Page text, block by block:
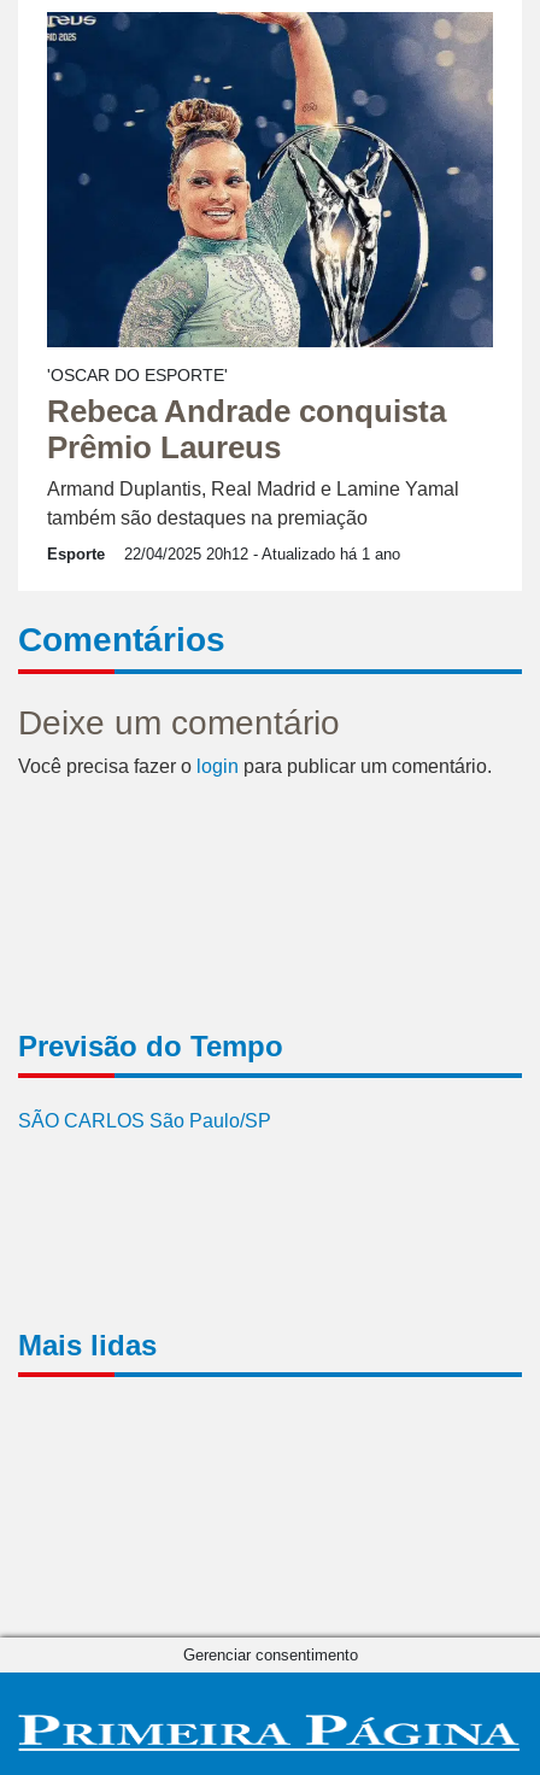
'OSCAR DO ESPORTE'
Rebeca Andrade conquista
Prêmio Laureus
Armand Duplantis, Real Madrid e Lamine Yamal
também são destaques na premiação
Esporte 22/04/2025 20h12 - Atualizado há 1 ano
Comentários
Deixe um comentário
Você precisa fazer o login para publicar um comentário.
Previsão do Tempo
SÃO CARLOS São Paulo/SP
Mais lidas
Gerenciar consentimento